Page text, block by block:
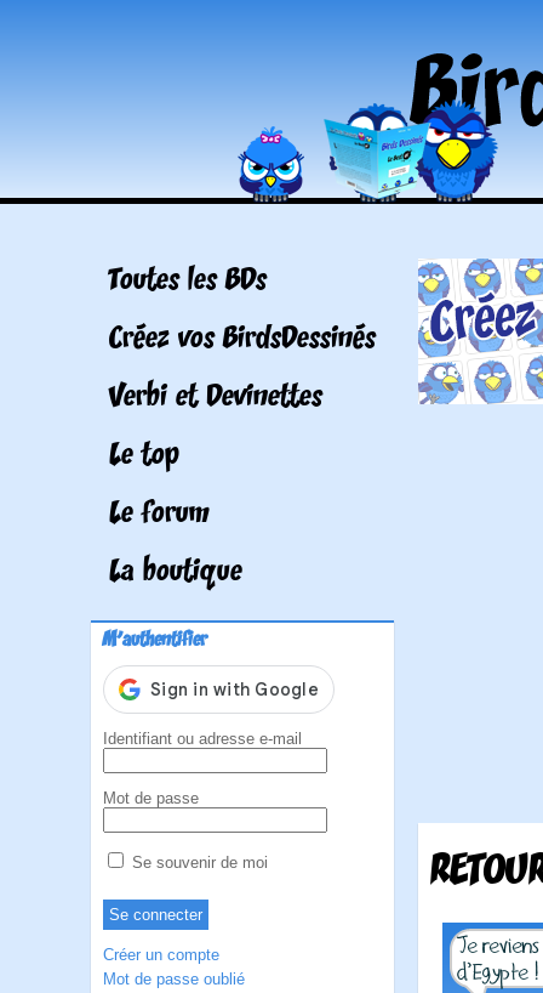
Toutes les BDs
Créez vos BirdsDessinés
Verbi et Devinettes
Le top
Le forum
La boutique
M'authentifier
Identifiant ou adresse e-mail
Mot de passe
Se souvenir de moi
Créer un compte
Mot de passe oublié